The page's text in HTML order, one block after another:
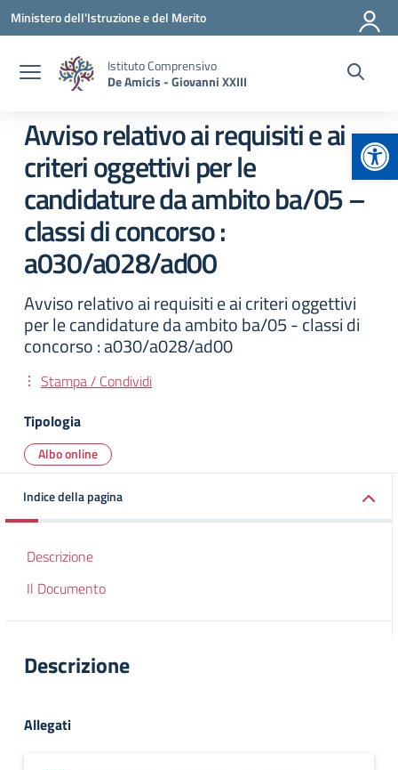
Vai ai contenuti
Vai al menu di navigazione
Vai al footer
Ministero dell'Istruzione e del Merito
Istituto Comprensivo
De Amicis - Giovanni XXIII
Avviso relativo ai requisiti e ai
criteri oggettivi per le
candidature da ambito ba/05 –
classi di concorso :
a030/a028/ad00
Avviso relativo ai requisiti e ai criteri oggettivi
per le candidature da ambito ba/05 - classi di
concorso : a030/a028/ad00
Stampa / Condividi
Tipologia
Albo online
Indice della pagina
Descrizione
Il Documento
Descrizione
Allegati